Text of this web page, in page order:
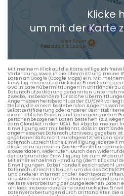
+ Aktuellen Standort
Die berechneten Anreisezeiten
Verkehrsdaten eines typischen
Klicke
um mit der Karte
Mit meinem Klick auf die Karte willige ich
Verbindung, sowie in die Übermittlung meine
Daten an Google (Google Maps) ein. Mit
freiwillig meine ausdrückliche Einwilligung gem.
GVO in Datenübermittlungen in Drittländer zu
Datenschutzerklärung genannten
Zwecke, insbesondere für solche
Angemessenheitsbeschluss der EU/EWR
Stellen, die einem bestehenden
Selbstzertifizierung oder anderer
die erhebliche Risiken und keine geeigneten
personenbezogenen Daten bestehen (z.B. wegen
dem CloudAct in den USA). Bei Abgabe meiner
Einwilligung war mir bekannt, dass in
angemessenes Datenschutzniveau gegeben
gegebenenfalls nicht durchgesetzt werden
datenschutzrechtliche Einwilligung jederzeit
die Änderung meiner Cookie-Einstellungen
Browserdaten, widerrufen. Durch den Widerruf
der aufgrund der Einwilligung bis zum
Mit einer einzelnen Handlung (dem Klick auf
Einwilligungen. Dabei handelt es sich sowohl
Datenschutzrecht als auch um die des CCPA/
und anderer internationaler
und Auslesen von Informationen notwendig
weitere Verarbeitung der ausgelesenen Daten
umfasst insbesondere eine ausdrückliche
Datenverarbeitungen durch Drittanbieter, die